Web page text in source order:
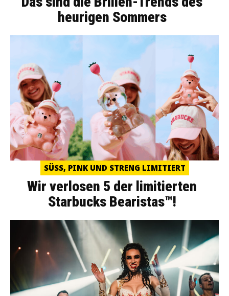
heurigen Sommers
SÜSS, PINK UND STRENG LIMITIERT
Wir verlosen 5 der limitierten
Starbucks Bearistas™!